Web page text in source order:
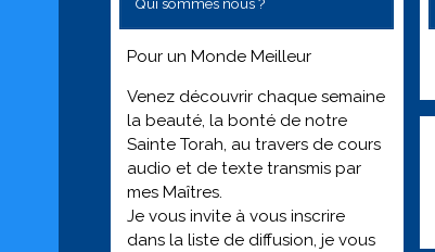
Pour un Monde Meilleur
Venez découvrir chaque semaine
la beauté, la bonté de notre
Sainte Torah, au travers de cours
audio et de texte transmis par
mes Maîtres.
Je vous invite à vous inscrire
dans la liste de diffusion, je vous